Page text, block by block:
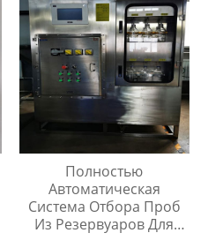
Полностью
Автоматическая
Система Отбора Проб
Из Резервуаров Для